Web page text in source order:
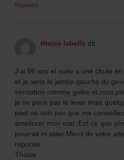
Répondre
thaise labelle dit :
J’ai 86 ans et suite a une chute
et je sens la jambe gauche du
sensation comme gelée et mon
je ne peux pas le lever mais
pied ne suis pas que me
ameliorer mon etat .Est-ce que
pourrait m’aider.Merci de votre
reponse
Thaise